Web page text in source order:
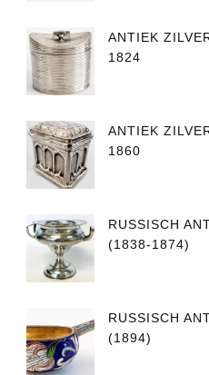
ANTIEK
1824
ANTIEK
1860
RUSSISCH
(1838-1874)
RUSSISCH
(1894)